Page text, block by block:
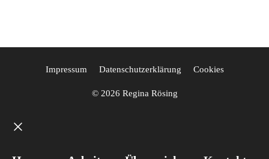
Impressum Datenschutzerklärung Cookies
© 2026 Regina Rösing